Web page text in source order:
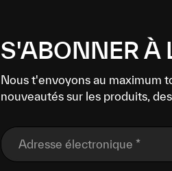
S'ABONNER À
Nous t'envoyons au maximum
nouveautés sur les produits,
Adresse électronique *